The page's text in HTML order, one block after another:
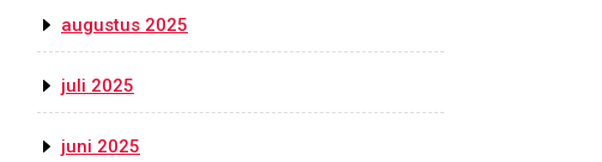
augustus 2025
juli 2025
juni 2025